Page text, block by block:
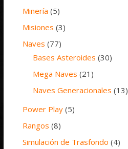
Minería (5)
Misiones (3)
Naves (77)
Bases Asteroides (30)
Mega Naves (21)
Naves Generacionales (13)
Power Play (5)
Rangos (8)
Simulación de Trasfondo (4)